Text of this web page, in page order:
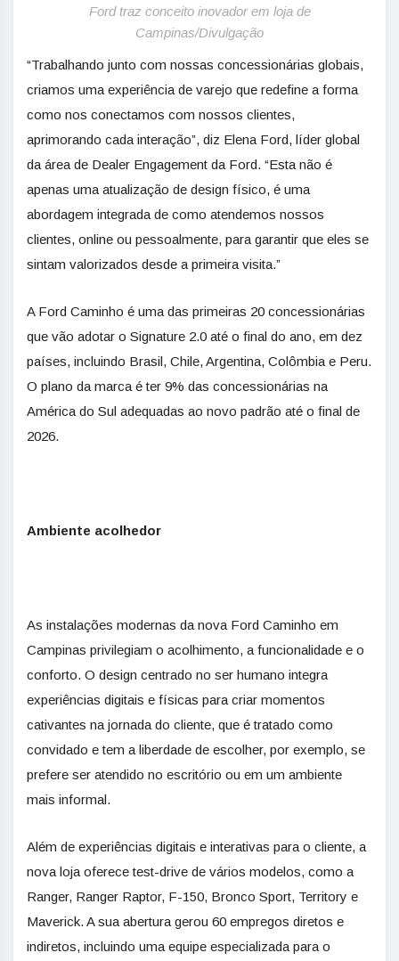
Ford traz conceito inovador em loja de
Campinas/Divulgação
“Trabalhando junto com nossas concessionárias globais,
criamos uma experiência de varejo que redefine a forma
como nos conectamos com nossos clientes,
aprimorando cada interação”, diz Elena Ford, líder global
da área de Dealer Engagement da Ford. “Esta não é
apenas uma atualização de design físico, é uma
abordagem integrada de como atendemos nossos
clientes, online ou pessoalmente, para garantir que eles se
sintam valorizados desde a primeira visita.”
A Ford Caminho é uma das primeiras 20 concessionárias
que vão adotar o Signature 2.0 até o final do ano, em dez
países, incluindo Brasil, Chile, Argentina, Colômbia e Peru.
O plano da marca é ter 9% das concessionárias na
América do Sul adequadas ao novo padrão até o final de
2026.
Ambiente acolhedor
As instalações modernas da nova Ford Caminho em
Campinas privilegiam o acolhimento, a funcionalidade e o
conforto. O design centrado no ser humano integra
experiências digitais e físicas para criar momentos
cativantes na jornada do cliente, que é tratado como
convidado e tem a liberdade de escolher, por exemplo, se
prefere ser atendido no escritório ou em um ambiente
mais informal.
Além de experiências digitais e interativas para o cliente, a
nova loja oferece test-drive de vários modelos, como a
Ranger, Ranger Raptor, F-150, Bronco Sport, Territory e
Maverick. A sua abertura gerou 60 empregos diretos e
indiretos, incluindo uma equipe especializada para o